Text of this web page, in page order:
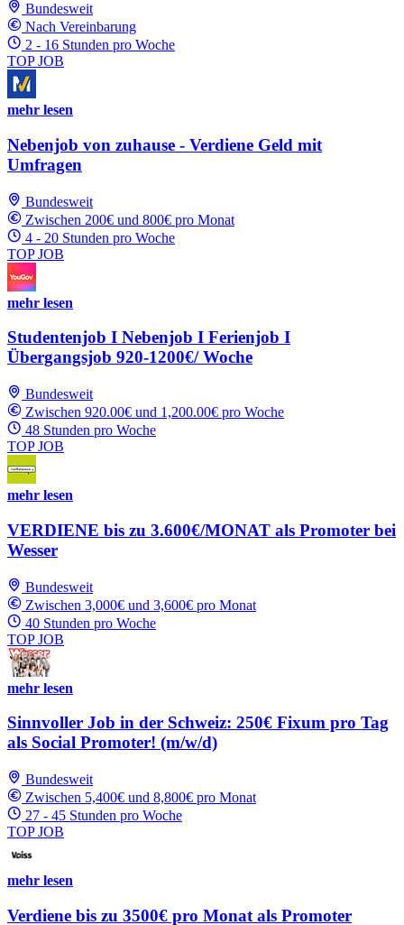
Bundesweit
Nach Vereinbarung
2 - 16 Stunden pro Woche
TOP JOB
mehr lesen
Nebenjob von zuhause - Verdiene Geld mit
Umfragen
Bundesweit
Zwischen 200€ und 800€ pro Monat
4 - 20 Stunden pro Woche
TOP JOB
mehr lesen
Studentenjob I Nebenjob I Ferienjob I
Übergangsjob 920-1200€/ Woche
Bundesweit
Zwischen 920.00€ und 1,200.00€ pro Woche
48 Stunden pro Woche
TOP JOB
mehr lesen
VERDIENE bis zu 3.600€/MONAT als Promoter bei
Wesser
Bundesweit
Zwischen 3,000€ und 3,600€ pro Monat
40 Stunden pro Woche
TOP JOB
mehr lesen
Sinnvoller Job in der Schweiz: 250€ Fixum pro Tag
als Social Promoter! (m/w/d)
Bundesweit
Zwischen 5,400€ und 8,800€ pro Monat
27 - 45 Stunden pro Woche
TOP JOB
mehr lesen
Verdiene bis zu 3500€ pro Monat als Promoter